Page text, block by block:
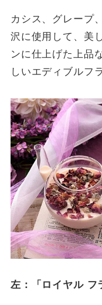
カシス、グレープ
沢に使用して、美
ンに仕上げた上品
しいエディブルフ
左：「ロイヤル フ